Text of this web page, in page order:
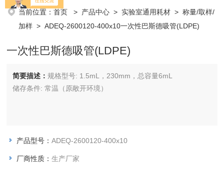
当前位置：首页 > 产品中心 > 实验室通用耗材 >称量/取样/
加样 > ADEQ-2600120-400x10一次性巴斯德吸管(LDPE)
一次性巴斯德吸管(LDPE)
简要描述：规格型号: 1.5mL，230mm，总容量6mL
储存条件: 常温（原敞开环境）
产品型号：ADEQ-2600120-400x10
厂商性质：生产厂家